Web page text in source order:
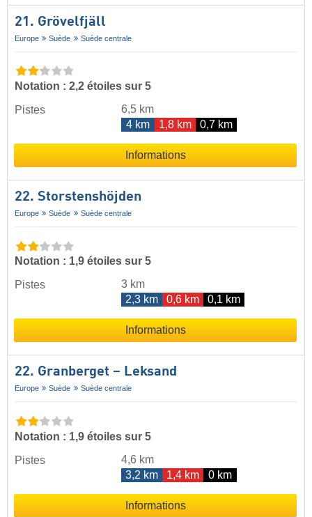
21. Grövelfjäll
Europe Suède Suède centrale
Notation : 2,2 étoiles sur 5
Pistes
6,5 km
4 km
1,8 km 0,7 km
Informations
22. Storstenshöjden
Europe Suède Suède centrale
Notation : 1,9 étoiles sur 5
Pistes
3 km
2,3 km
0,6 km 0,1 km
Informations
22. Granberget – Leksand
Europe Suède Suède centrale
Notation : 1,9 étoiles sur 5
Pistes
4,6 km
3,2 km
1,4 km 0 km
Informations